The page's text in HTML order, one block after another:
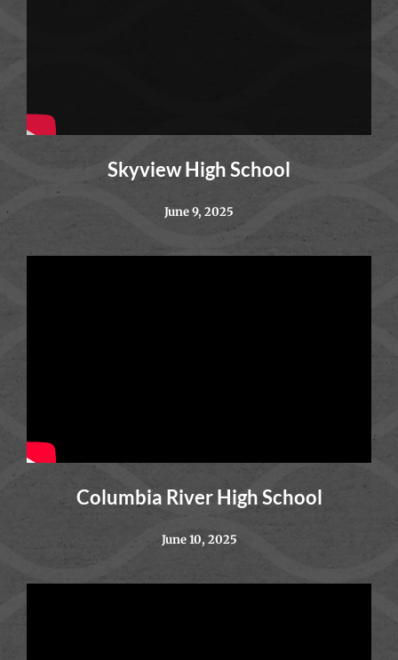
Skyview High School
June 9, 2025
Columbia River High School
June 10, 2025